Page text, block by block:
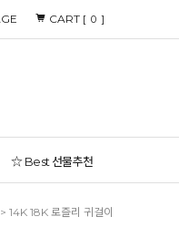
CART [ 0 ]
☆ Best 선물추천
> 14K 18K 로즐리 귀걸이